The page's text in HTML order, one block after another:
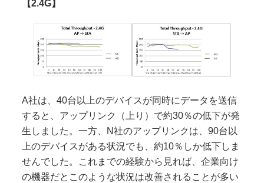
【2.4G】
A社は、40台以上のデバイスが同時にデータを送信
すると、アップリンク（上り）で約30％の低下が発
生しました。一方、N社のアップリンクは、90台以
上のデバイスがある状況でも、約10％しか低下しま
せんでした。これまでの経験から見れば、企業向け
の機器だとこのような状況は改善されることが多い